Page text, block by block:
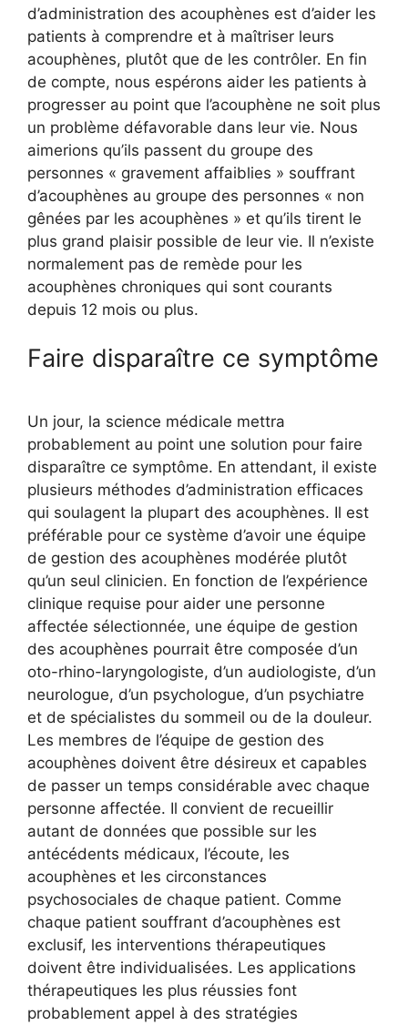
d’administration des acouphènes est d’aider les
patients à comprendre et à maîtriser leurs
acouphènes, plutôt que de les contrôler. En fin
de compte, nous espérons aider les patients à
progresser au point que l’acouphène ne soit plus
un problème défavorable dans leur vie. Nous
aimerions qu’ils passent du groupe des
personnes « gravement affaiblies » souffrant
d’acouphènes au groupe des personnes « non
gênées par les acouphènes » et qu’ils tirent le
plus grand plaisir possible de leur vie. Il n’existe
normalement pas de remède pour les
acouphènes chroniques qui sont courants
depuis 12 mois ou plus.
Faire disparaître ce symptôme
Un jour, la science médicale mettra
probablement au point une solution pour faire
disparaître ce symptôme. En attendant, il existe
plusieurs méthodes d’administration efficaces
qui soulagent la plupart des acouphènes. Il est
préférable pour ce système d’avoir une équipe
de gestion des acouphènes modérée plutôt
qu’un seul clinicien. En fonction de l’expérience
clinique requise pour aider une personne
affectée sélectionnée, une équipe de gestion
des acouphènes pourrait être composée d’un
oto-rhino-laryngologiste, d’un audiologiste, d’un
neurologue, d’un psychologue, d’un psychiatre
et de spécialistes du sommeil ou de la douleur.
Les membres de l’équipe de gestion des
acouphènes doivent être désireux et capables
de passer un temps considérable avec chaque
personne affectée. Il convient de recueillir
autant de données que possible sur les
antécédents médicaux, l’écoute, les
acouphènes et les circonstances
psychosociales de chaque patient. Comme
chaque patient souffrant d’acouphènes est
exclusif, les interventions thérapeutiques
doivent être individualisées. Les applications
thérapeutiques les plus réussies font
probablement appel à des stratégies